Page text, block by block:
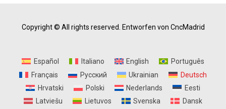
Copyright © All rights reserved. Entworfen von CncMadrid
Español Italiano English
Português
Français
Русский Ukrainian
Deutsch
Hrvatski
Polski Nederlands
Eesti
Latviešu
Lietuvos Svenska Dansk